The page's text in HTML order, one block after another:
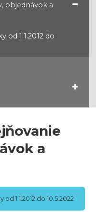
objednávok a
od 1.1.2012 do
a
1.1.2012 do 10.5.2022